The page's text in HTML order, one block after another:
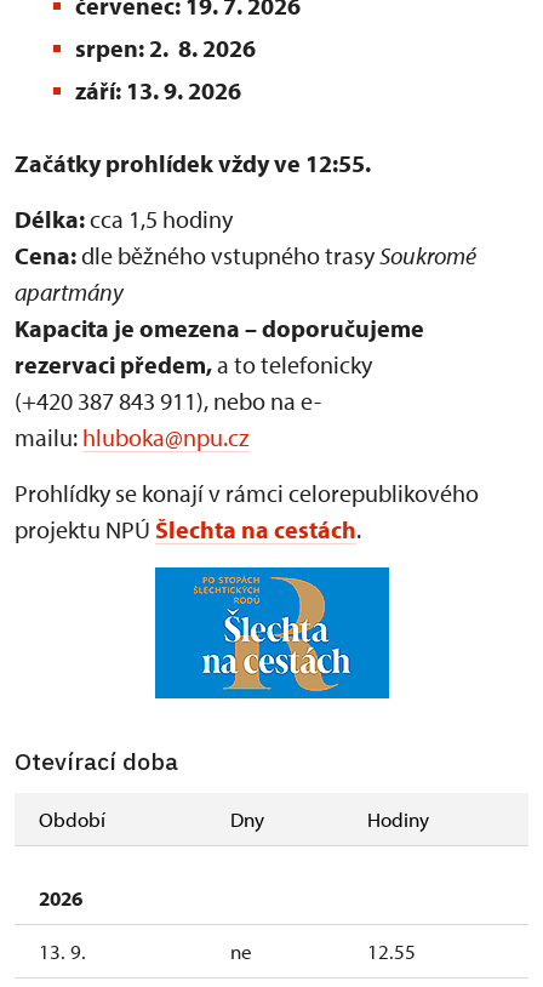
srpen: 2. 8. 2026
září: 13. 9. 2026
Začátky prohlídek vždy ve 12:55.
Délka:cca 1,5 hodiny
Cena:dle běžného vstupného trasySoukromé
apartmány
Kapacita je omezena – doporučujeme
rezervaci předem,a to telefonicky
(+420 387 843 911), nebo na e-
mailu: hluboka@npu.cz
Prohlídky se konají v rámci celorepublikového
projektu NPÚ Šlechta na cestách.
Otevírací doba
Období Dny Hodiny
2026
13. 9. ne 12.55